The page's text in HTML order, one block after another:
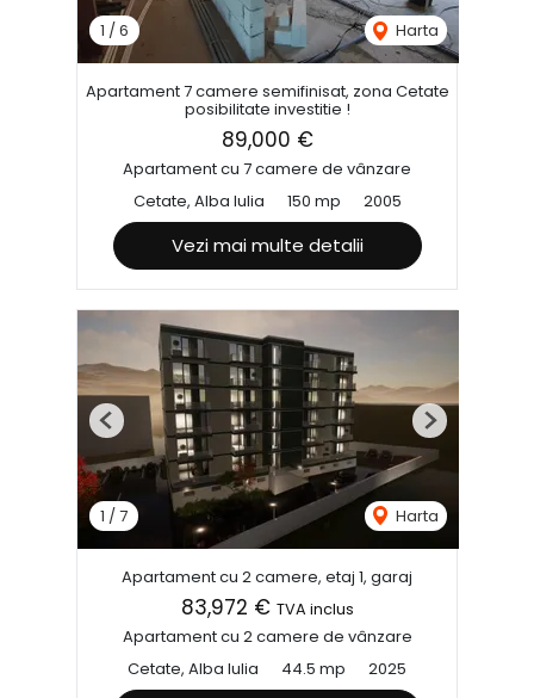
1 /6 Harta
Apartament 7 camere semifinisat, zona Cetate
posibilitate investitie !
89,000 €
Apartament cu 7 camere de vânzare
Cetate, Alba Iulia
150 mp 2005
Vezi mai multe detalii
1 /7 Harta
Previous Next
Apartament cu 2 camere, etaj 1, garaj
83,972 € TVA inclus
Apartament cu 2 camere de vânzare
Cetate, Alba Iulia
44.5 mp 2025